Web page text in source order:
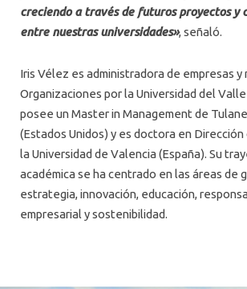
creciendo a través de futuros proyectos y
entre nuestras universidades», señaló.
Iris Vélez es administradora de empresas y
Organizaciones por la Universidad del
posee un Master in Management de
(Estados Unidos) y es doctora en Dirección
la Universidad de Valencia (España). Su
académica se ha centrado en las áreas de
estrategia, innovación, educación,
empresarial y sostenibilidad.